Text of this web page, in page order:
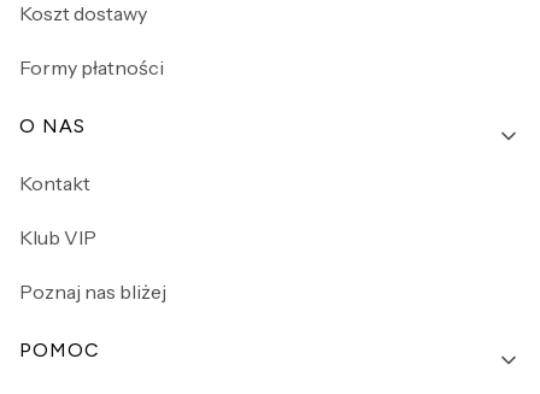
Koszt dostawy
Formy płatności
O NAS
Kontakt
Klub VIP
Poznaj nas bliżej
POMOC